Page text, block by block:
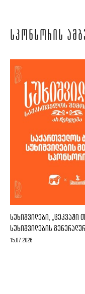
ᲡᲞᲝᲜᲡᲝᲠᲘᲡ
ᲡᲣᲮᲘᲨᲕᲘᲚᲔᲑᲘ, „ᲪᲔᲙᲕᲐᲨᲘ
ᲡᲣᲮᲘᲨᲕᲘᲚᲔᲑᲘᲡ
15.07.2026